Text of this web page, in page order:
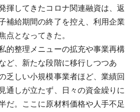
揮してきたコロナ関連融資は、返
補給期間の終了を控え、利用企業
点となってきた。
的整理メニューの拡充や事業再構
ど、新たな段階に移行しつつあ
乏しい小規模事業者ほど、業績回
通しが立たず、日々の資金繰りに
だ。ここに原材料価格や人手不足